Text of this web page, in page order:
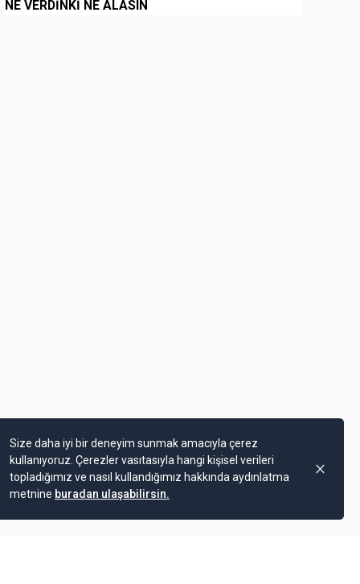
NE VERDİNKİ NE ALASIN
Size daha iyi bir deneyim sunmak amacıyla çerez
kullanıyoruz. Çerezler vasıtasıyla hangi kişisel verileri
topladığımız ve nasıl kullandığımız hakkında aydınlatma
metnine buradan ulaşabilirsin.